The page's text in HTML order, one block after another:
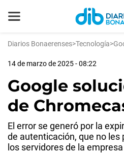
Diarios Bonaerenses>Tecnología>
14 de marzo de 2025 - 08:22
Google
de
El error se generó por la
de autenticación, que no
los servidores de la